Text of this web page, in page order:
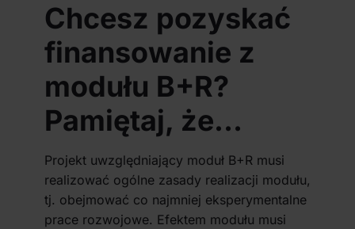
Chcesz pozyskać
finansowanie z
modułu B+R?
Pamiętaj, że…
Projekt uwzględniający moduł B+R musi
realizować ogólne zasady realizacji modułu,
tj. obejmować co najmniej eksperymentalne
prace rozwojowe. Efektem modułu musi